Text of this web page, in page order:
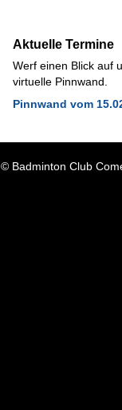
Aktuelle Termine
Werf einen Blick auf
virtuelle Pinnwand.
Pinnwand vom
© Badminton Club